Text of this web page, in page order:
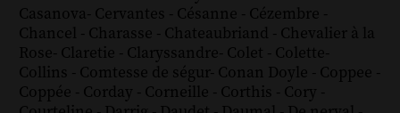
Casanova- Cervantes - Césanne - Cézembre -
Chancel - Charasse - Chateaubriand - Chevalier à la
Rose- Claretie - Claryssandre- Colet - Colette-
Collins - Comtesse de ségur- Conan Doyle - Coppee -
Coppée - Corday - Corneille - Corthis - Cory -